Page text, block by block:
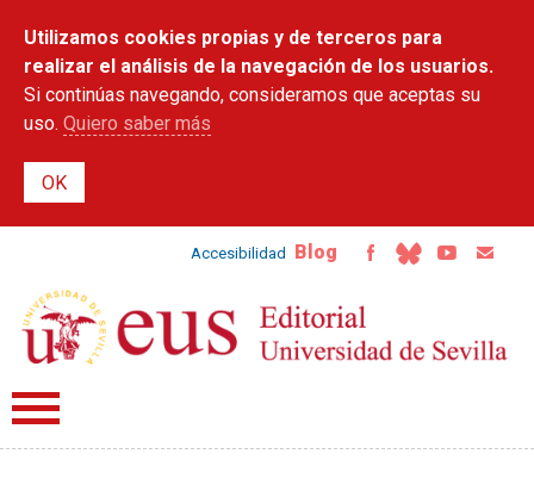
contenido
principal
Utilizamos cookies propias y de terceros para
realizar el análisis de la navegación de los usuarios.
Si continúas navegando, consideramos que aceptas su
uso. Quiero saber más
Accesibilidad Blog